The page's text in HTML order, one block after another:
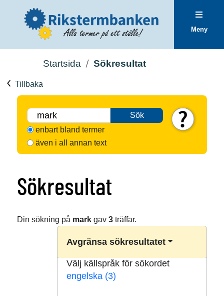
Meny
Startsida Sökresultat
Tillbaka
Sök
enbart bland termer
även i all annan text
Sökresultat
Din sökning på markgav 3träffar.
Avgränsa sökresultatet
Välj källspråk för sökordet
engelska (3)